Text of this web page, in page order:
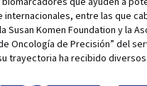
entre las que
Susan Komen Foundation y la
Oncología de Precisión” del
trayectoria ha recibido